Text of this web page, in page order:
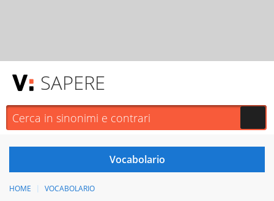
SAPERE
HOME VOCABOLARIO